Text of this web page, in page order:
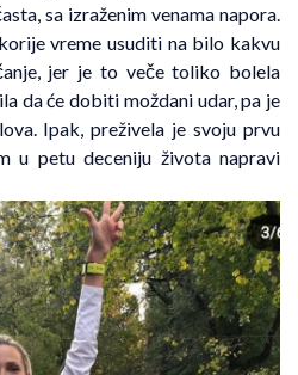
sa izraženim venama napora.
vreme usuditi na bilo kakvu
jer je to veče toliko bolela
da će dobiti moždani udar, pa je
Ipak, preživela je svoju prvu
u petu deceniju života napravi